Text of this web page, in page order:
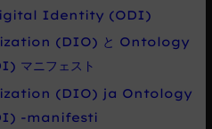
Identity (ODI)
(DIO) と Ontology
ニフェスト
(DIO) ja Ontology
-manifesti